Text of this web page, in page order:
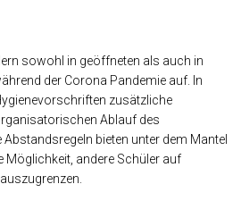
sowohl in geöffneten als auch in
der Corona Pandemie auf. In
zusätzliche
Ablauf des
bieten unter dem Mantel
Möglichkeit, andere Schüler auf